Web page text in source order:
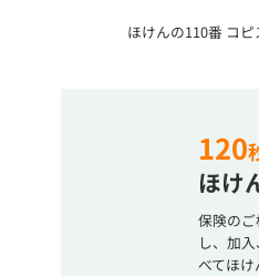
ほけんの110番 コ
120
ほけ
保険の
し、加
べてほ